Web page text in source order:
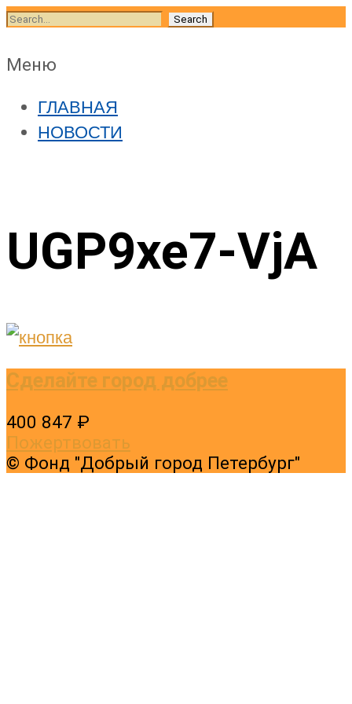
Skip
content
Search
Меню
content
ГЛАВНАЯ
НОВОСТИ
UGP9xe7-VjA
Сделайте город добрее
400 847 ₽
Пожертвовать
© Фонд "Добрый город Петербург"